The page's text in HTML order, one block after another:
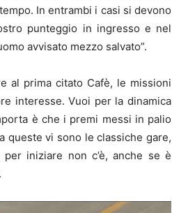
In entrambi i casi si devono
punteggio in ingresso e nel
avvisato mezzo salvato”.
al prima citato Cafè, le missioni
interesse. Vuoi per la dinamica
è che i premi messi in palio
queste vi sono le classiche gare,
iniziare non c’è, anche se è